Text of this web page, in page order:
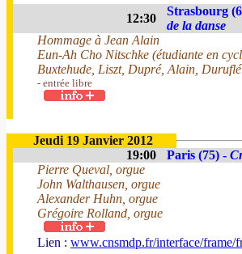
12:30
Strasbourg
de la danse
Hommage à Jean Alain
Eun-Ah Cho Nitschke (étudiante en
Buxtehude, Liszt, Dupré, Alain, Duruflé
- entrée libre
Jeudi 19 Janvier 2012
19:00
Paris (75) -
Pierre Queval, orgue
John Walthausen, orgue
Alexander Huhn, orgue
Grégoire Rolland, orgue
Lien : www.cnsmdp.fr/interface/frame/